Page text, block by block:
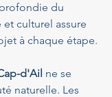
du
culturel assure
à chaque étape.
d'Ail ne se
naturelle. Les